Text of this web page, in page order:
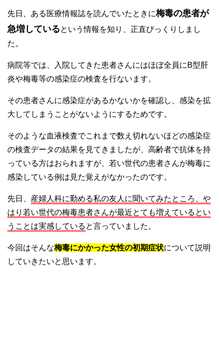
先日、ある医療情報誌を読んでいたときに梅毒の患者が
急増しているという情報を知り、正直びっくりしまし
た。
病院等では、入院してきた患者さんにはほぼ全員にB型肝
炎や梅毒等の感染症の検査を行ないます。
その患者さんに感染症があるかないかを確認し、感染を拡
大してしまうことがないようにするためです。
そのような血液検査でこれまで数え切れないほどの感染症
の検査データの結果を見てきましたが、高齢者で抗体を持
っている方はおられますが、若い世代の患者さんが梅毒に
感染している例は見た覚えがなかったのです。
先日、 産婦人科に勤める私の友人に聞いてみたところ、や
はり若い世代の梅毒患者さんが最近とても増えているとい
うことは実感している と言っていました。
今回はそんな梅毒にかかった女性の初期症状について説明
していきたいと思います。